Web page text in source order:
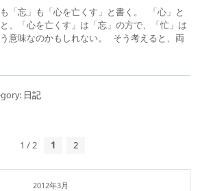
「忘」も「心を亡くす」と書く。 「心」と
、「心を亡くす」は「忘」の方で、「忙」は
う意味なのかもしれない。 そう考えると、両
日記
1 / 2 1 2
2012年3月